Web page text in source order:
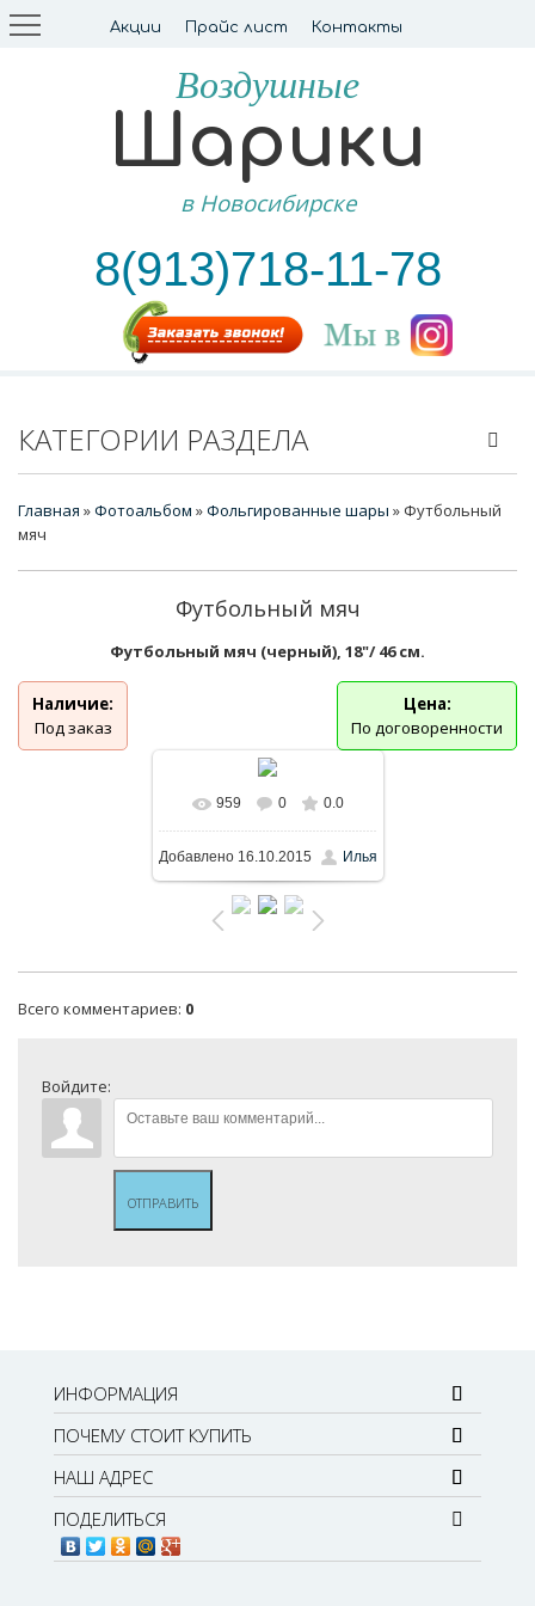
Акции Прайс лист Контакты
Воздушные
Шарики
в Новосибирске
8(913)718-11-78
КАТЕГОРИИ РАЗДЕЛА
Главная »Фотоальбом »Фольгированные шары » Футбольный
мяч
Футбольный мяч
Футбольный мяч (черный), 18"/ 46 см.
Наличие:
Под заказ
Цена:
По договоренности
959 0 0.0
Добавлено16.10.2015 Илья
Всего комментариев: 0
Войдите:
ОТПРАВИТЬ
ИНФОРМАЦИЯ
ПОЧЕМУ СТОИТ КУПИТЬ
НАШ АДРЕС
ПОДЕЛИТЬСЯ